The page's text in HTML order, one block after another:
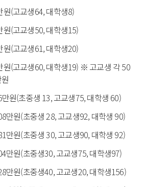
(고교생64, 대학생8)
(고교생50, 대학생15)
(고교생61, 대학생20)
원(고교생60, 대학생19) ※ 고교생 각 50
원(초중생 13, 고교생75, 대학생 60)
만원(초중생 28, 고교생92, 대학생 90)
만원(초중생 30, 고교생90, 대학생 92)
만원(초중생30, 고교생75, 대학생97)
만원(초중생40, 고교생20, 대학생156)